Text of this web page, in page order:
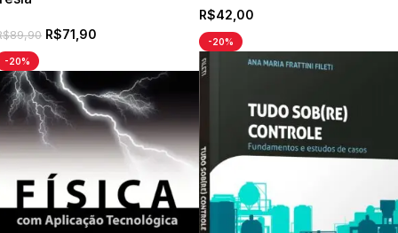
89,90 R$71,90
R$42,00
-20%
-20%